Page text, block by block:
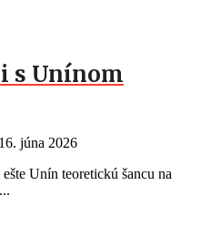
s Unínom
16. júna 2026
Unín teoretickú šancu na